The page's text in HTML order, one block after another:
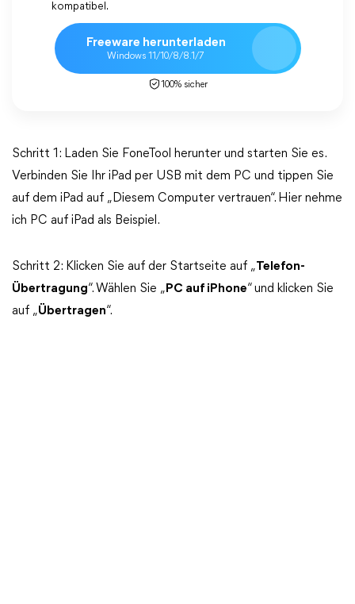
kompatibel.
Freeware herunterladen
Windows 11/10/8/8.1/7
100% sicher
Schritt 1: Laden Sie FoneTool herunter und starten Sie es.
Verbinden Sie Ihr iPad per USB mit dem PC und tippen Sie
auf dem iPad auf „Diesem Computer vertrauen“. Hier nehme
ich PC auf iPad als Beispiel.
Schritt 2: Klicken Sie auf der Startseite auf „Telefon-
Übertragung“. Wählen Sie „ PC auf iPhone“ und klicken Sie
auf „Übertragen“.